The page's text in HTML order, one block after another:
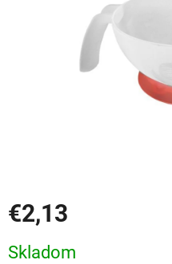
€2,13
cena:
Skladom